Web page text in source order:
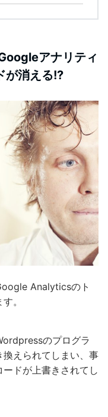
アナリティ
が消える!?
Analyticsのト
。
のプログラ
えられてしまい、事
ドが上書きされてし